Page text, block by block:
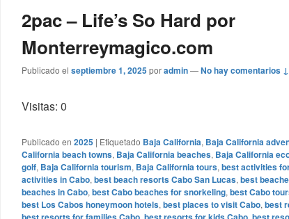
2pac – Life’s So Hard por
Monterreymagico.com
Publicado el septiembre 1, 2025poradmin—No hay comentarios ↓
Visitas: 0
Publicado en 2025 | Etiquetado Baja California, Baja California
California beach towns, Baja California beaches, Baja California
golf, Baja California tourism, Baja California tours, best activities
activities in Cabo, best beach resorts Cabo San Lucas, best
beaches in Cabo, best Cabo beaches for snorkeling, best Cabo
best Los Cabos honeymoon hotels, best places to visit Cabo, best
, ,